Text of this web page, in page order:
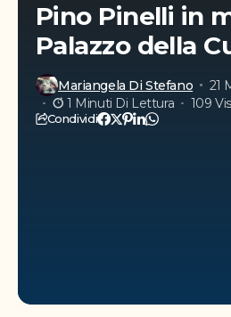
Pino Pinelli in
Palazzo della
Mariangela Di Stefano
21
1 Minuti Di Lettura
109
Condividi